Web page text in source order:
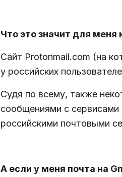
Что это значит для меня
Сайт Protonmail.com (на
у российских
Судя по всему, также
сообщениями с сервисами
российскими почтовыми
А если у меня почта на